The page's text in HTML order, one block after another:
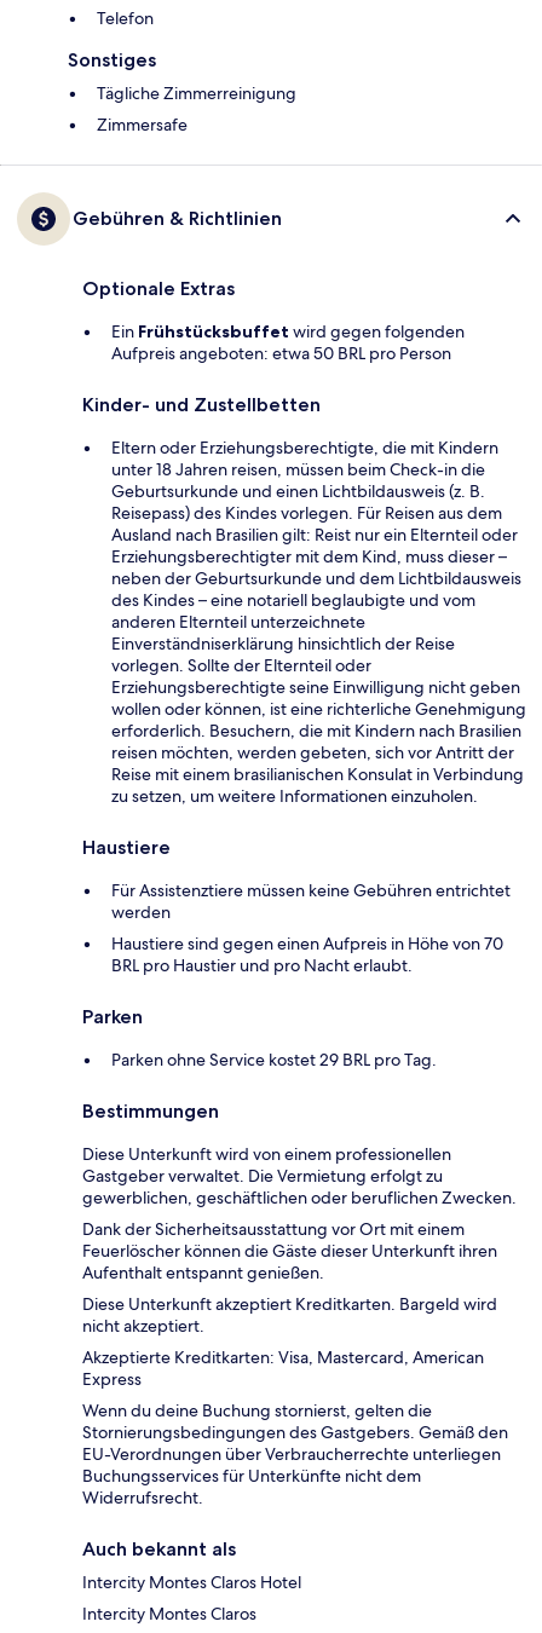
Telefon
Sonstiges
Tägliche Zimmerreinigung
Zimmersafe
Gebühren & Richtlinien
Optionale Extras
Ein Frühstücksbuffet wird gegen folgenden
Aufpreis angeboten: etwa 50 BRL pro Person
Kinder- und Zustellbetten
Eltern oder Erziehungsberechtigte, die mit Kindern
unter 18 Jahren reisen, müssen beim Check-in die
Geburtsurkunde und einen Lichtbildausweis (z. B.
Reisepass) des Kindes vorlegen. Für Reisen aus dem
Ausland nach Brasilien gilt: Reist nur ein Elternteil oder
Erziehungsberechtigter mit dem Kind, muss dieser –
neben der Geburtsurkunde und dem Lichtbildausweis
des Kindes – eine notariell beglaubigte und vom
anderen Elternteil unterzeichnete
Einverständniserklärung hinsichtlich der Reise
vorlegen. Sollte der Elternteil oder
Erziehungsberechtigte seine Einwilligung nicht geben
wollen oder können, ist eine richterliche Genehmigung
erforderlich. Besuchern, die mit Kindern nach Brasilien
reisen möchten, werden gebeten, sich vor Antritt der
Reise mit einem brasilianischen Konsulat in Verbindung
zu setzen, um weitere Informationen einzuholen.
Haustiere
Für Assistenztiere müssen keine Gebühren entrichtet
werden
Haustiere sind gegen einen Aufpreis in Höhe von 70
BRL pro Haustier und pro Nacht erlaubt.
Parken
Parken ohne Service kostet 29 BRL pro Tag.
Bestimmungen
Diese Unterkunft wird von einem professionellen
Gastgeber verwaltet. Die Vermietung erfolgt zu
gewerblichen, geschäftlichen oder beruflichen Zwecken.
Dank der Sicherheitsausstattung vor Ort mit einem
Feuerlöscher können die Gäste dieser Unterkunft ihren
Aufenthalt entspannt genießen.
Diese Unterkunft akzeptiert Kreditkarten. Bargeld wird
nicht akzeptiert.
Akzeptierte Kreditkarten: Visa, Mastercard, American
Express
Wenn du deine Buchung stornierst, gelten die
Stornierungsbedingungen des Gastgebers. Gemäß den
EU-Verordnungen über Verbraucherrechte unterliegen
Buchungsservices für Unterkünfte nicht dem
Widerrufsrecht.
Auch bekannt als
Intercity Montes Claros Hotel
Intercity Montes Claros